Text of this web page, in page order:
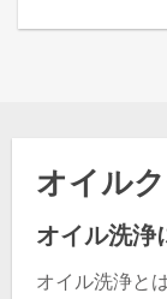
オイル
オイル洗浄
オイル洗浄と